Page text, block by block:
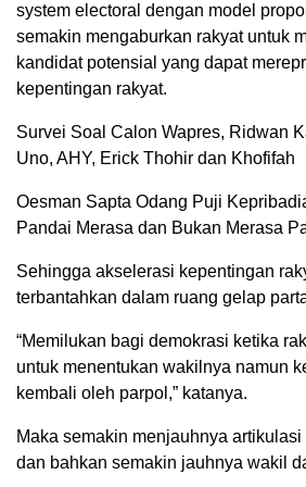
system electoral dengan model
semakin mengaburkan rakyat untuk
kandidat potensial yang dapat
kepentingan rakyat.
Survei Soal Calon Wapres, Ridwan
Uno, AHY, Erick Thohir dan Khofifah
Oesman Sapta Odang Puji
Pandai Merasa dan Bukan Merasa
Sehingga akselerasi kepentingan
terbantahkan dalam ruang gelap
“Memilukan bagi demokrasi ketika
untuk menentukan wakilnya namun
kembali oleh parpol,” katanya.
Maka semakin menjauhnya
dan bahkan semakin jauhnya wakil